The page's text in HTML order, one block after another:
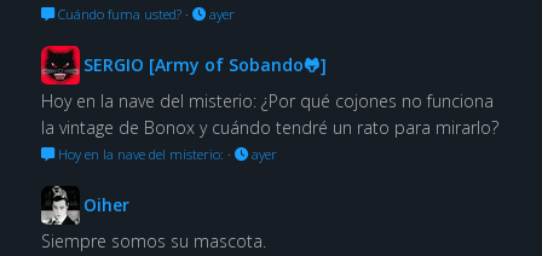
Cuándo fuma usted?· ayer
SERGIO [Army of Sobando🐸]
Hoy en la nave del misterio: ¿Por qué cojones no funciona
la vintage de Bonox y cuándo tendré un rato para mirarlo?
Hoy en la nave del misterio: · ayer
Oiher
Siempre somos su mascota.